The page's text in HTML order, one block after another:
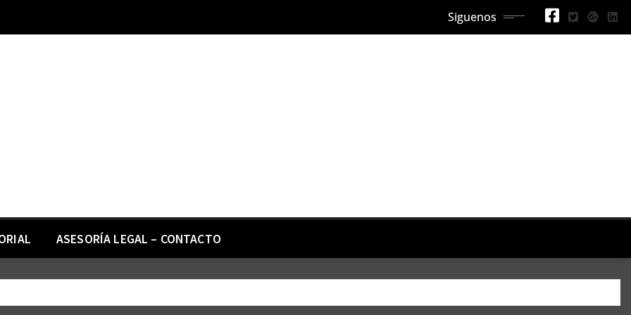
Siguenos
ASESORÍA LEGAL – CONTACTO